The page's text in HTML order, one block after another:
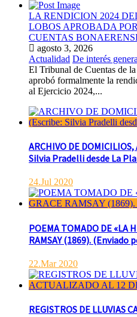
LA RENDICION 2024
LOBOS APROBADA
CUENTAS
agosto 3, 2026
Actualidad De interés
El Tribunal de Cuentas de
aprobó formalmente la
al Ejercicio 2024,...
ARCHIVO DE
Silvia Pradelli desde La
24.Jul 2020
POEMA TOMADO DE «LA
RAMSAY (1869).
22.Mar 2020
REGISTROS DE LLUVIAS